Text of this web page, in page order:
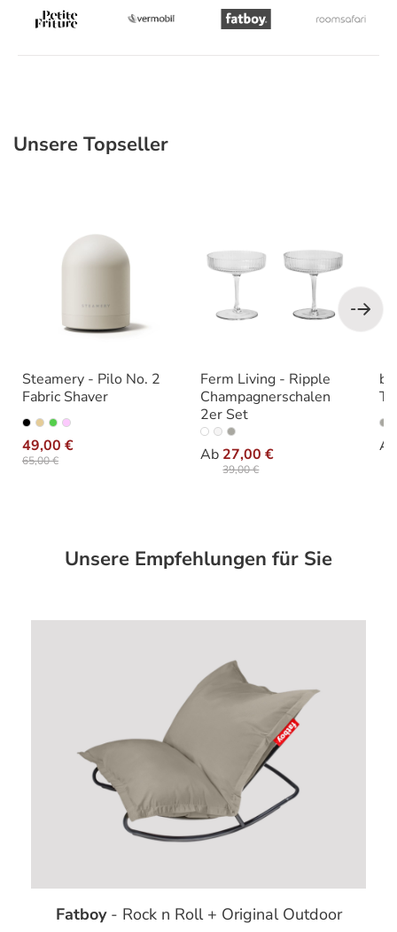
Produktgalerie überspringen
Unsere Topseller
Steamery - Pilo No. 2
Fabric Shaver
49,00 €
65,00 €
Varianten auswählen
Ferm Living - Ripple
Champagnerschalen
2er Set
Ab 27,00 €
39,00 €
Farbe Ab
Unsere Empfehlungen für Sie
Fatboy- Rock n Roll + Original Outdoor